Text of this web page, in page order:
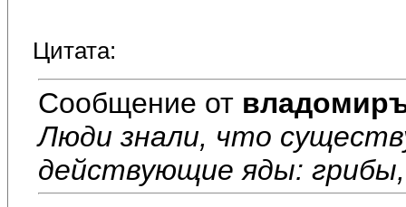
Цитата:
Сообщение от
Люди знали, что
действующие яды: